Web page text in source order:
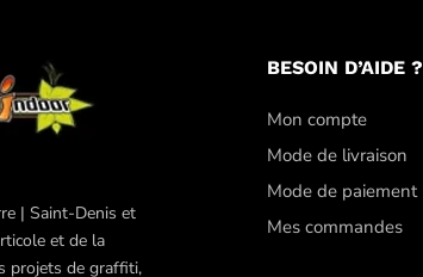
| Saint-Denis et
et de la
projets de graffiti,
BESOIN D’AIDE ?
Mon compte
Mode de livraison
Mode de paiement
Mes commandes